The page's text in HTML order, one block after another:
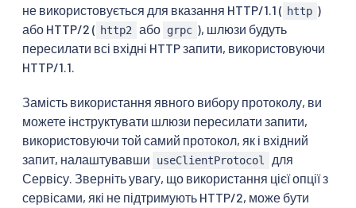
не використовується для вказання HTTP/1.1 ( http )
або HTTP/2 ( http2 або grpc ), шлюзи будуть
пересилати всі вхідні HTTP запити, використовуючи
HTTP/1.1.
Замість використання явного вибору протоколу, ви
можете інструктувати шлюзи пересилати запити,
використовуючи той самий протокол, як і вхідний
запит, налаштувавши
useClientProtocol
для
Сервісу. Зверніть увагу, що використання цієї опції з
сервісами, які не підтримують HTTP/2, може бути